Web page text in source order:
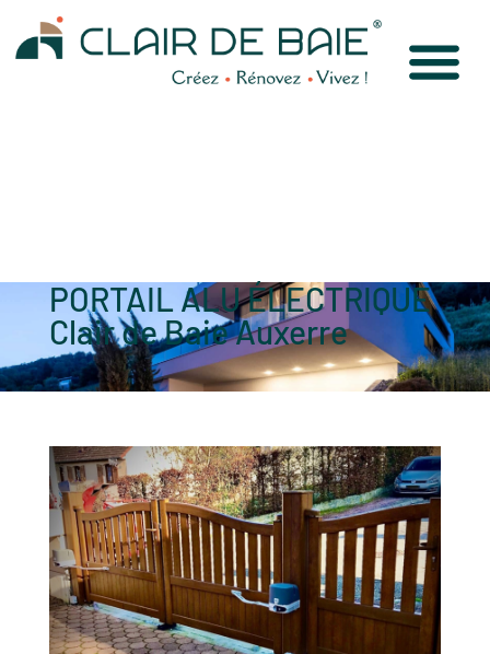
PORTAIL ALU ÉLECTRIQUE
Clair de Baie Auxerre